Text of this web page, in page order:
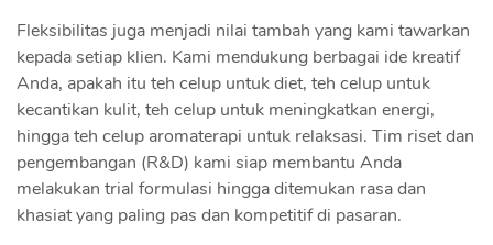
Fleksibilitas juga menjadi nilai tambah yang kami tawarkan
kepada setiap klien. Kami mendukung berbagai ide kreatif
Anda, apakah itu teh celup untuk diet, teh celup untuk
kecantikan kulit, teh celup untuk meningkatkan energi,
hingga teh celup aromaterapi untuk relaksasi. Tim riset dan
pengembangan (R&D) kami siap membantu Anda
melakukan trial formulasi hingga ditemukan rasa dan
khasiat yang paling pas dan kompetitif di pasaran.